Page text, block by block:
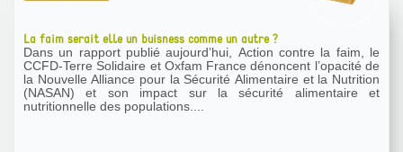
La faim serait elle un buisness comme un autre ?
Dans un rapport publié aujourd’hui, Action contre la faim, le
CCFD-Terre Solidaire et Oxfam France dénoncent l’opacité de
la Nouvelle Alliance pour la Sécurité Alimentaire et la Nutrition
(NASAN) et son impact sur la sécurité alimentaire et
nutritionnelle des populations....